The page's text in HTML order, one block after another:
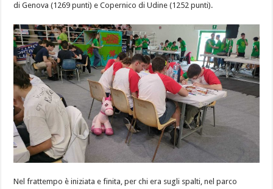
di Genova (1269 punti) e Copernico di Udine (1252 punti).
Nel frattempo è iniziata e finita, per chi era sugli spalti, nel parco